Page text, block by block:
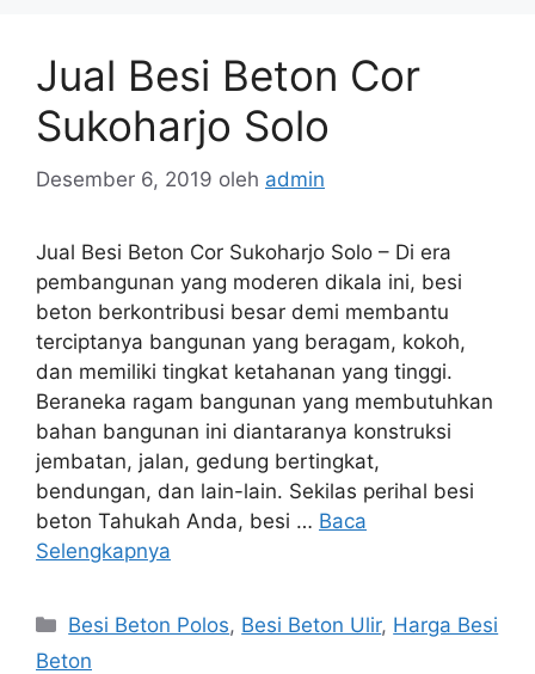
Jual Besi Beton Cor
Sukoharjo Solo
Desember 6, 2019 oleh admin
Jual Besi Beton Cor Sukoharjo Solo – Di era
pembangunan yang moderen dikala ini, besi
beton berkontribusi besar demi membantu
terciptanya bangunan yang beragam, kokoh,
dan memiliki tingkat ketahanan yang tinggi.
Beraneka ragam bangunan yang membutuhkan
bahan bangunan ini diantaranya konstruksi
jembatan, jalan, gedung bertingkat,
bendungan, dan lain-lain. Sekilas perihal besi
beton Tahukah Anda, besi … Baca
Selengkapnya
Kategori
Besi Beton Polos, Besi Beton Ulir, Harga Besi
Beton